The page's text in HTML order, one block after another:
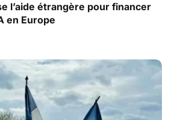
l’aide étrangère pour financer
en Europe